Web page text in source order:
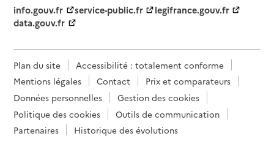
info.gouv.fr
service-public.fr
legifrance.gouv.fr
data.gouv.fr
Plan du site
Accessibilité : totalement conforme
Mentions légales
Contact
Prix et comparateurs
Données personnelles
Gestion des cookies
Politique des cookies
Outils de communication
Partenaires
Historique des évolutions